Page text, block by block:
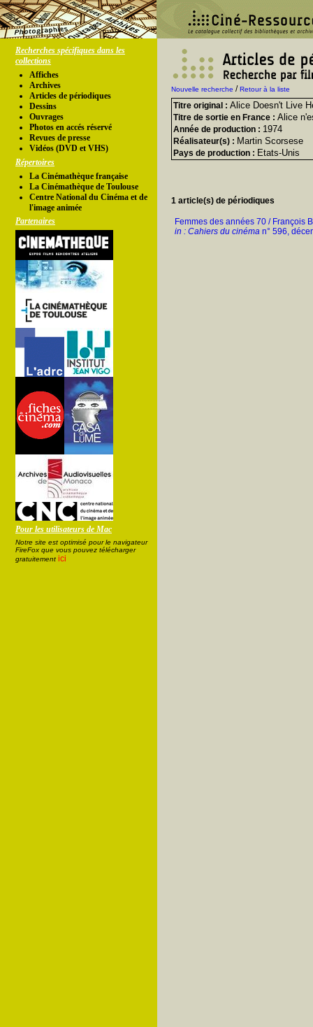
Recherches spécifiques dans les
collections
Affiches
Archives
Articles de périodiques
Dessins
Ouvrages
Photos en accés réservé
Revues de presse
Vidéos (DVD et VHS)
Répertoires
La Cinémathèque française
La Cinémathèque de Toulouse
Centre National du Cinéma et de
l'image animée
Partenaires
Pour les utilisateurs de Mac
Notre site est optimisé pour le navigateur
FireFox que vous pouvez télécharger
gratuitement ici
Nouvelle recherche /Retour à la liste
Titre original : Alice Doesn't Live
Titre de sortie en France : Alice
Année de production : 1974
Réalisateur(s) : Martin Scorsese
Pays de production : Etats-Unis
1 article(s) de périodiques
Femmes des années 70 / François
in : Cahiers du cinéma n° 596,